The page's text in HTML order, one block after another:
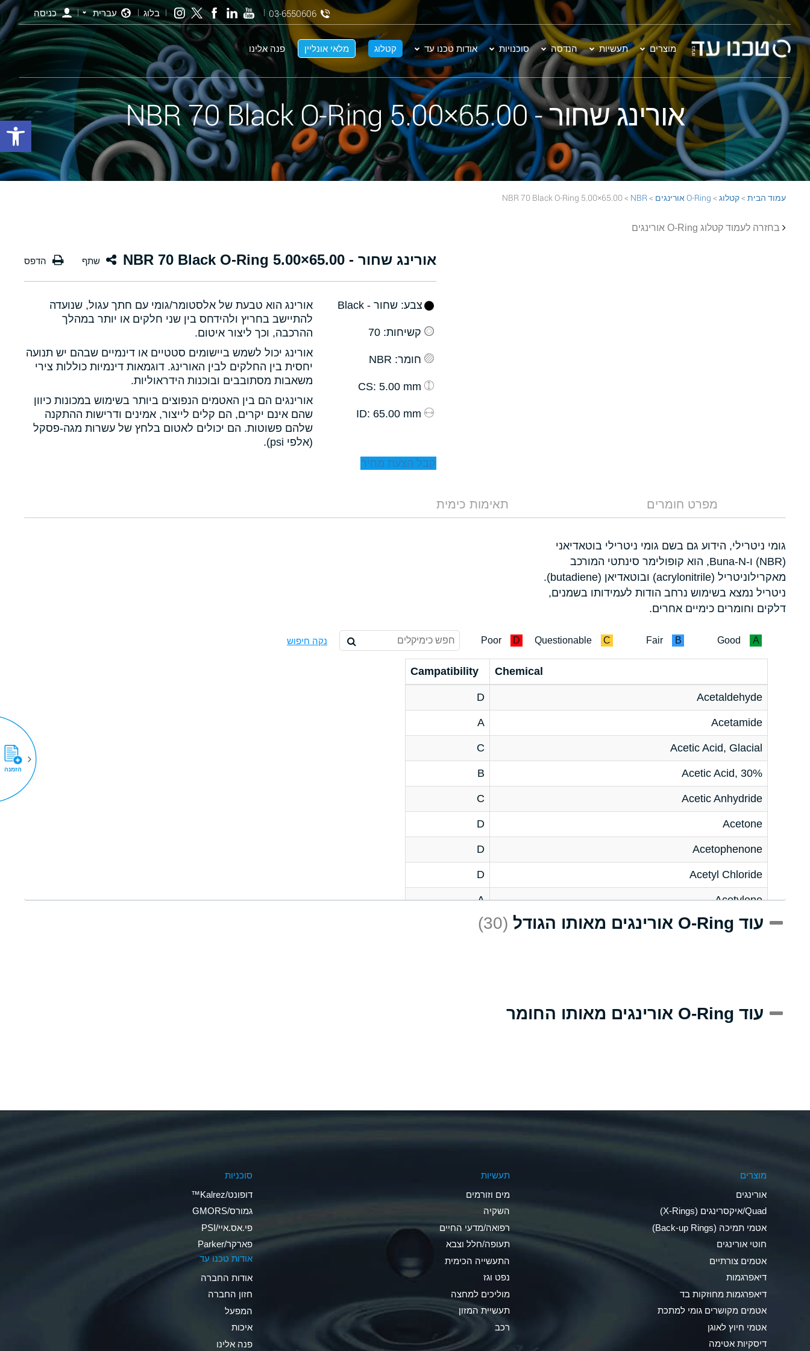
מוצרים תעשיות הנדסה סוכנויות אודות טכנו עד קטלוג מלאי אונליין פנה אלינו
03-6550606 בלוג עברית כניסה
אורינג שחור - 65.00×5.00 NBR 70 Black O-Ring
עמוד הבית >קטלוג > O-Ring אורינגים >
NBR
> 65.00×5.00 NBR 70 Black O-Ring
בחזרה לעמוד קטלוג O-Ring אורינגים
אורינג שחור - 65.00×5.00 NBR 70 Black O-Ring
אורינג הוא טבעת של אלסטומר/גומי עם חתך עגול, שנועדה
להתיישב בחריץ ולהידחס בין שני חלקים או יותר במהלך
ההרכבה, וכך ליצור איטום.
אורינג יכול לשמש ביישומים סטטיים או דינמיים שבהם יש תנועה
יחסית בין החלקים לבין האורינג. דוגמאות דינמיות כוללות צירי
משאבות מסתובבים ובוכנות הידראוליות.
אורינגים הם בין האטמים הנפוצים ביותר בשימוש במכונות כיוון
שהם אינם יקרים, הם קלים לייצור, אמינים ודרישות ההתקנה
שלהם פשוטות. הם יכולים לאטום בלחץ של עשרות מגה-פסקל
(אלפי psi).
צבע: שחור - Black
קשיחות: 70
חומר: NBR
: 5.00 mm
: 65.00 mm
קבל הצעת מחיר
מפרט חומרים תאימות כימית
גומי ניטרילי, הידוע גם בשם גומי ניטרילי בוטאדיאני
(NBR) ו-Buna-N, הוא קופולימר סינתטי המורכב
מאקרילוניטריל (acrylonitrile) ובוטאדיאן (butadiene).
ניטריל נמצא בשימוש נרחב הודות לעמידותו בשמנים,
דלקים וחומרים כימיים אחרים.
A
Good
B
Fair
C
Questionable
D
Poor נקה חיפוש
Chemical
Campatibility
Acetaldehyde
D
Acetamide
A
Acetic Acid, Glacial
C
Acetic Acid, 30%
B
Acetic Anhydride
C
Acetone
D
Acetophenone
D
Acetyl Chloride
D
Acetylene
A
Acrlylonitrile
D
Aluminum Acetate (Aqueous)
Ammonia Anhydrous
B
Ammonia Gas (hot)
D
Ammonium Carbonate (Aqueous)
Ammonium Chloride (Aqueous)
A
Ammonium Hydroxide (conc.)
D
Ammonium Nitrate (Aqueous)
עוד O-Ring אורינגים מאותו הגודל (30)
עוד O-Ring אורינגים מאותו החומר
מוצרים
אורינגים
Quad/איקסרינגים (X-Rings)
אטמי תמיכה (Back-up Rings)
חוטי אורינגים
אטמים צורתיים
דיאפרגמות
דיאפרגמות מחוזקות בד
אטמים מקושרים גומי למתכת
אטמי חיוץ לאוגן
דיסקיות אטימה
תעשיות
מים וזורמים
השקיה
רפואה/מדעי החיים
תעופה/חלל וצבא
התעשייה הכימית
נפט וגז
מוליכים למחצה
תעשיית המזון
רכב
סוכניות
דופונט/Kalrez™
גמורס/GMORS
פי.אס.איי/PSI
פארקר/Parker
אודות טכנו עד
אודות החברה
חזון החברה
המפעל
איכות
פנה אלינו
הזמנה
פתח